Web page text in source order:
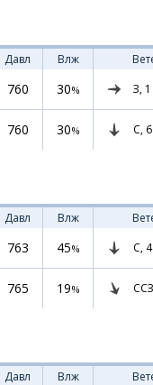
Давл Влж
760 30% З, 1
760 30% С, 6
Давл Влж
763 45% С, 4
765 19%
Давл Влж